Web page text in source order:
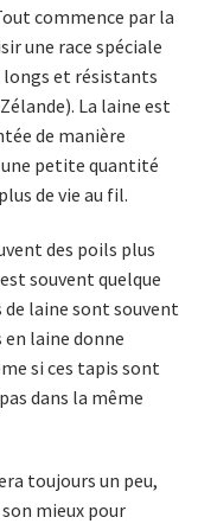
commence par la
une race spéciale
et résistants
La laine est
de manière
petite quantité
de vie au fil.
des poils plus
souvent quelque
de laine sont souvent
laine donne
si ces tapis sont
dans la même
toujours un peu,
mieux pour